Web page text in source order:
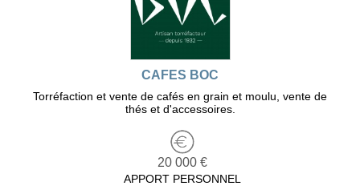
CAFES BOC
Torréfaction et vente de cafés en grain et moulu, vente de
thés et d'accessoires.
20 000 €
APPORT PERSONNEL